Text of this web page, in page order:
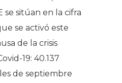
se sitúan en la cifra
se activó este
de la crisis
19: 40.137
de septiembre